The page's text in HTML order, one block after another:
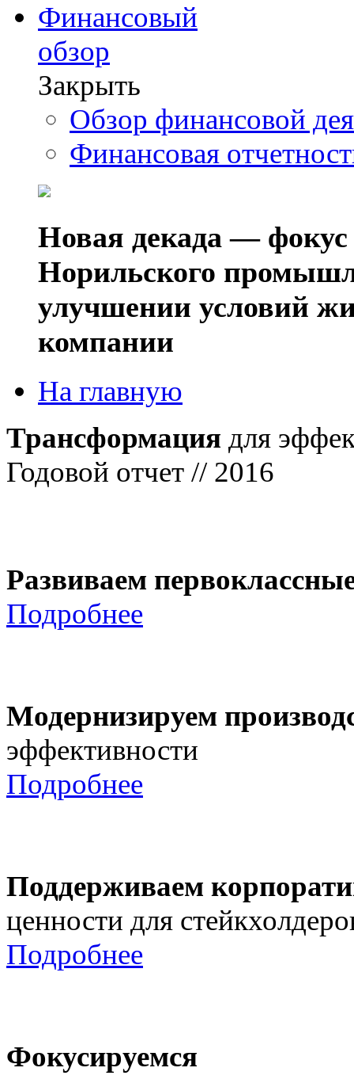
Финансовый
обзор
Закрыть
Обзор финансовой
Финансовая
Новая декада — фокус
Норильского
улучшении условий
компании
На главную
Трансформация для
Годовой отчет // 2016
Развиваем
Подробнее
Модернизируем
эффективности
Подробнее
Поддерживаем
ценности для
Подробнее
Фокусируемся